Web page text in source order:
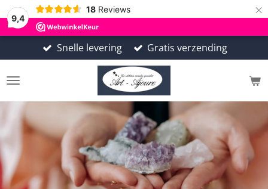
9,4
18 Reviews ×
Snelle levering Gratis verzending